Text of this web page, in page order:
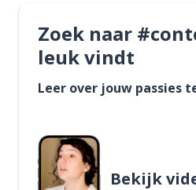
Zoek naar
leuk vindt
Leer over jouw passies
Bekijk